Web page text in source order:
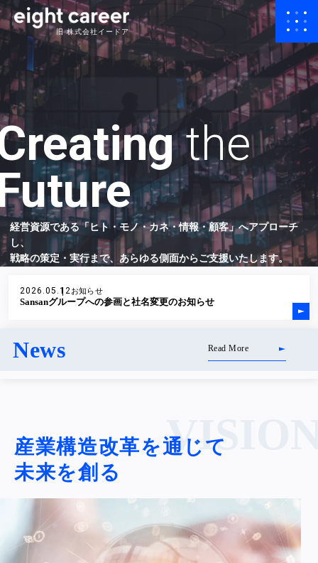
旧 株式会社イードア
the
経営資源である「ヒト・モノ・カネ・情報・顧客」へアプローチ
し、
戦略の策定・実行まで、あらゆる側面からご支援いたします。
2026.05.12お知らせ
Sansanグループへの参画と社名変更のお知らせ
News Read More
産業構造改革を通じて
未来を創る